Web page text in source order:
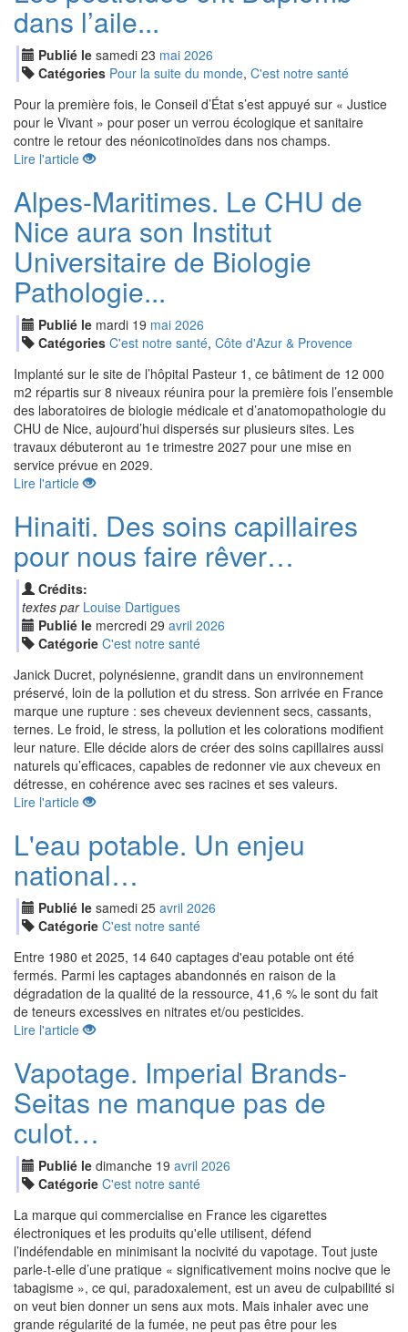
dans l’aile...
Publié le samedi 23 mai 2026
Catégories Pour la suite du monde, C'est notre santé
Pour la première fois, le Conseil d’État s’est appuyé sur « Justice
pour le Vivant » pour poser un verrou écologique et sanitaire
contre le retour des néonicotinoïdes dans nos champs.
Lire l'article
Alpes-Maritimes. Le CHU de
Nice aura son Institut
Universitaire de Biologie
Pathologie...
Publié le mardi 19 mai 2026
Catégories C'est notre santé, Côte d'Azur & Provence
Implanté sur le site de l’hôpital Pasteur 1, ce bâtiment de 12 000
m2 répartis sur 8 niveaux réunira pour la première fois l’ensemble
des laboratoires de biologie médicale et d’anatomopathologie du
CHU de Nice, aujourd’hui dispersés sur plusieurs sites. Les
travaux débuteront au 1e trimestre 2027 pour une mise en
service prévue en 2029.
Lire l'article
Hinaiti. Des soins capillaires
pour nous faire rêver…
Crédits:
textes par Louise Dartigues
Publié le mercredi 29 avril 2026
Catégorie C'est notre santé
Janick Ducret, polynésienne, grandit dans un environnement
préservé, loin de la pollution et du stress. Son arrivée en France
marque une rupture : ses cheveux deviennent secs, cassants,
ternes. Le froid, le stress, la pollution et les colorations modifient
leur nature. Elle décide alors de créer des soins capillaires aussi
naturels qu’efficaces, capables de redonner vie aux cheveux en
détresse, en cohérence avec ses racines et ses valeurs.
Lire l'article
L'eau potable. Un enjeu
national…
Publié le samedi 25 avril 2026
Catégorie C'est notre santé
Entre 1980 et 2025, 14 640 captages d'eau potable ont été
fermés. Parmi les captages abandonnés en raison de la
dégradation de la qualité de la ressource, 41,6 % le sont du fait
de teneurs excessives en nitrates et/ou pesticides.
Lire l'article
Vapotage. Imperial Brands-
Seitas ne manque pas de
culot…
Publié le dimanche 19 avril 2026
Catégorie C'est notre santé
La marque qui commercialise en France les cigarettes
électroniques et les produits qu'elle utilisent, défend
l’indéfendable en minimisant la nocivité du vapotage. Tout juste
parle-t-elle d’une pratique « significativement moins nocive que le
tabagisme », ce qui, paradoxalement, est un aveu de culpabilité si
on veut bien donner un sens aux mots. Mais inhaler avec une
grande régularité de la fumée, ne peut pas être pour les